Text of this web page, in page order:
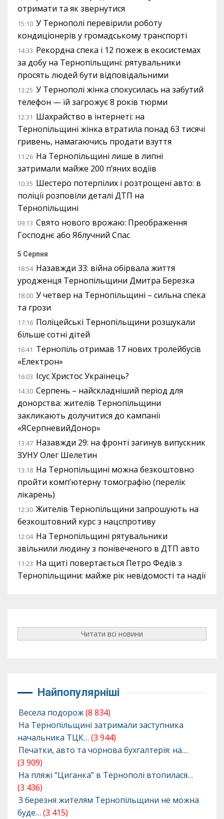
отримати та як звернутися
15:10 У Тернополі перевірили роботу
кондиціонерів у громадському транспорті
14:33 Рекордна спека і 12 пожеж в екосистемах
за добу на Тернопільщині: рятувальники
просять людей бути відповідальними
13:25 У Тернополі жінка спокусилась на забутий
телефон — їй загрожує 8 років тюрми
12:31 Шахрайство в інтернеті: на
Тернопільщині жінка втратила понад 63 тисячі
гривень, намагаючись продати взуття
11:26 На Тернопільщині лише в липні
затримали майже 200 п’яних водіїв
10:35 Шестеро потерпілих і розтрощені авто: в
поліції розповіли деталі ДТП на
Тернопільщині
09:13 Свято нового врожаю: Преображення
Господнє або Яблучний Спас
5 Серпня
18:54 Назавжди 33: війна обірвала життя
уродженця Тернопільщини Дмитра Березка
18:00 У четвер на Тернопільщині – сильна спека
та грози
17:16 Поліцейські Тернопільщини розшукали
більше сотні дітей
16:41 Тернопіль отримав 17 нових тролейбусів
«Електрон»
16:03 Ісус Христос Українець?
14:30 Серпень – найскладніший період для
донорства: жителів Тернопільщини
закликають долучитися до кампанії
«ЯСерпневийДонор»
13:47 Назавжди 29: на фронті загинув випускник
ЗУНУ Олег Шелетин
13:18 На Тернопільщині можна безкоштовно
пройти комп’ютерну томографію (перелік
лікарень)
12:30 Жителів Тернопільщини запрошують на
безкоштовний курс з нацспротиву
12:04 На Тернопільщині рятувальники
звільнили людину з понівеченого в ДТП авто
11:23 На щиті повертається Петро Федів з
Тернопільщини: майже рік невідомості та надії
Читати всі новини
Найпопулярніші
Весела подорож(8 834)
На Тернопільщині затримали заступника
начальника ТЦК… (3 944)
Печатки, авто та чорнова бухгалтерія: на…
(3 909)
На пляжі “Циганка” в Тернополі втопилася…
(3 436)
З березня жителям Тернопільщини не можна
буде… (3 415)